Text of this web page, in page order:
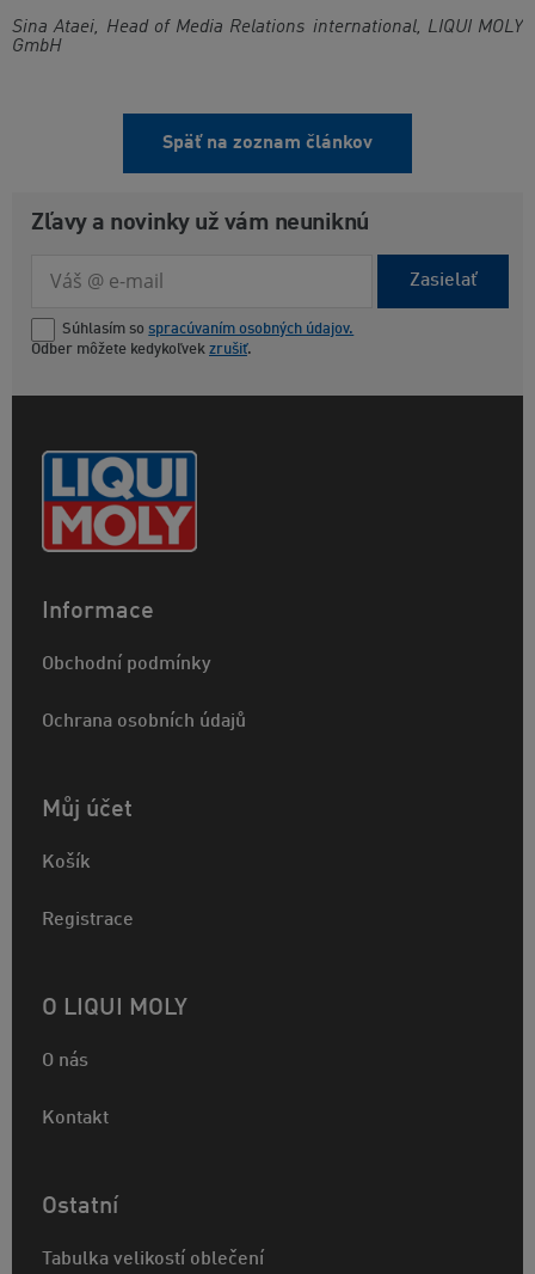
Sina Ataei, Head of Media Relations international, LIQUI MOLY
GmbH
Späť na zoznam článkov
Zľavy a novinky už vám neuniknú
Zasielať
Súhlasím so spracúvaním osobných údajov.
Odber môžete kedykoľvek zrušiť.
Informace
Obchodní podmínky
Ochrana osobních údajů
Můj účet
Košík
Registrace
O LIQUI MOLY
O nás
Kontakt
Ostatní
Tabulka velikostí oblečení